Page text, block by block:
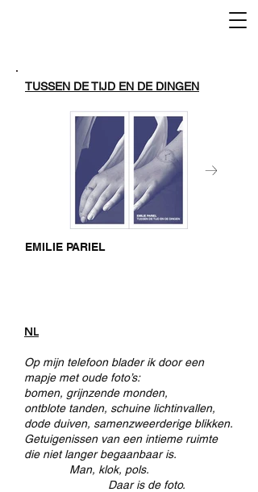
TUSSEN DE TIJD EN DE DINGEN
EMILIE PARIEL
NL
Op mijn telefoon blader ik door een
mapje met oude foto’s:
bomen, grijnzende monden,
ontblote tanden, schuine lichtinvallen,
dode duiven, samenzweerderige blikken.
Getuigenissen van een intieme ruimte
die niet langer begaanbaar is.
Man, klok, pols.
Daar is de foto.